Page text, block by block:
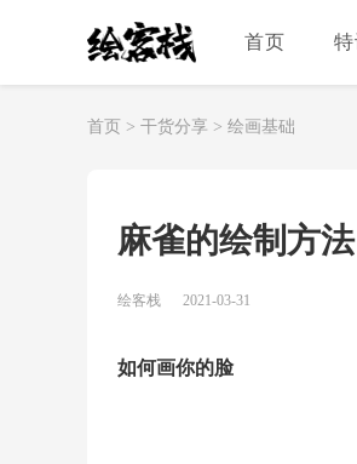
首页
首页 > 干货分享 > 绘画基础
麻雀的绘制方法
绘客栈 2021-03-31
如何画你的脸